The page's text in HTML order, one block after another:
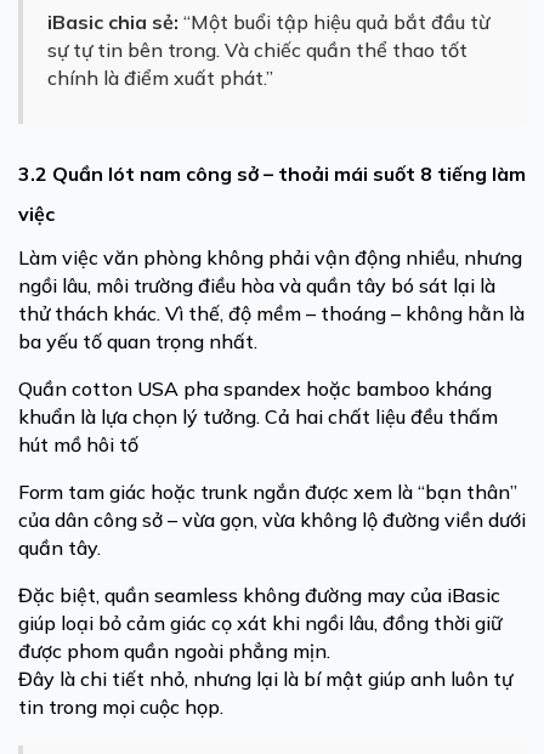
iBasic chia sẻ: “Một buổi tập hiệu quả bắt đầu từ
sự tự tin bên trong. Và chiếc quần thể thao tốt
chính là điểm xuất phát.”
3.2 Quần lót nam công sở – thoải mái suốt 8 tiếng làm
việc
Làm việc văn phòng không phải vận động nhiều, nhưng
ngồi lâu, môi trường điều hòa và quần tây bó sát lại là
thử thách khác. Vì thế, độ mềm – thoáng – không hằn là
ba yếu tố quan trọng nhất.
Quần cotton USA pha spandex hoặc bamboo kháng
khuẩn là lựa chọn lý tưởng. Cả hai chất liệu đều thấm
hút mồ hôi tố
Form tam giác hoặc trunk ngắn được xem là “bạn thân”
của dân công sở – vừa gọn, vừa không lộ đường viền dưới
quần tây.
Đặc biệt, quần seamless không đường may của iBasic
giúp loại bỏ cảm giác cọ xát khi ngồi lâu, đồng thời giữ
được phom quần ngoài phẳng mịn.
Đây là chi tiết nhỏ, nhưng lại là bí mật giúp anh luôn tự
tin trong mọi cuộc họp.